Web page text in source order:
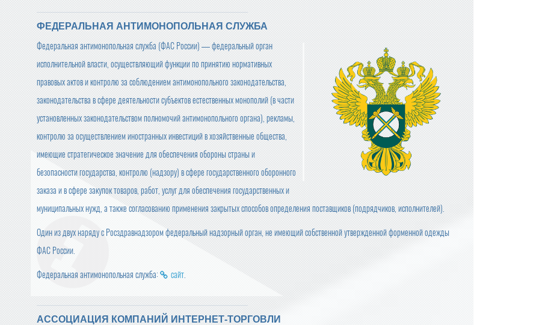
ФЕДЕРАЛЬНАЯ АНТИМОНОПОЛЬНАЯ СЛУЖБА
Федеральная антимонопольная служба (ФАС России) — федеральный орган
исполнительной власти, осуществляющий функции по принятию нормативных
правовых актов и контролю за соблюдением антимонопольного законодательства,
законодательства в сфере деятельности субъектов естественных монополий (в части
установленных законодательством полномочий антимонопольного органа), рекламы,
контролю за осуществлением иностранных инвестиций в хозяйственные общества,
имеющие стратегическое значение для обеспечения обороны страны и
безопасности государства, контролю (надзору) в сфере государственного оборонного
заказа и в сфере закупок товаров, работ, услуг для обеспечения государственных и
муниципальных нужд, а также согласованию применения закрытых способов определения поставщиков (подрядчиков, исполнителей).
Один из двух наряду с Росздравнадзором федеральный надзорный орган, не имеющий собственной утвержденной форменной одежды
ФАС России.
Федеральная антимонопольная служба: сайт
АССОЦИАЦИЯ КОМПАНИЙ ИНТЕРНЕТ-ТОРГОВЛИ